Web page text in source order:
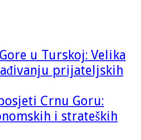
u Turskoj: Velika
prijateljskih
Crnu Goru:
i strateških